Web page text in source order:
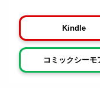
Kindle
コミックシーモ